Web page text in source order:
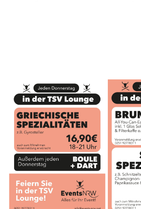
Sportangebot
Sponsoren
Unser Service